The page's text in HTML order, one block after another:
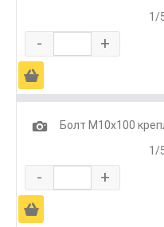
1/
- +
Ä
1
Болт М10х100
1/
- +
Ä